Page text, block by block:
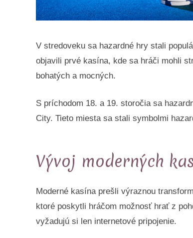
V stredoveku sa hazardné hry stali
objavili prvé kasína, kde sa hráči mohli
bohatých a mocných.
S príchodom 18. a 19. storočia sa
City. Tieto miesta sa stali symbolmi
Vývoj moderných
Moderné kasína prešli výraznou
ktoré poskytli hráčom možnosť hrať z
vyžadujú si len internetové pripojenie.